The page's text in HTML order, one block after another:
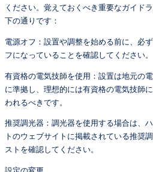
ください。覚えておくべき重要なガイド
下の通りです：
電源オフ：設置や調整を始める前に、必
フになっていることを確認してください。
有資格の電気技師を使用：設置は地元の
に準拠し、理想的には有資格の電気技師
われるべきです。
推奨調光器：調光器を使用する場合は、
トのウェブサイトに掲載されている推奨
ストを確認してください。